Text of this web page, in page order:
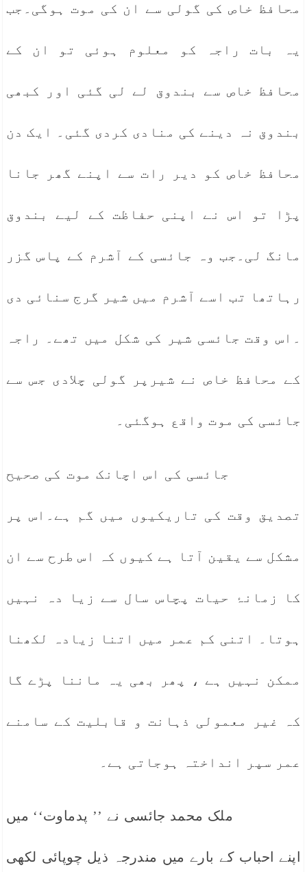
محافظ خاص کی گولی سے ان کی موت ہوگی۔جب
یہ بات راجہ کو معلوم ہوئی تو ان کے
محافظ خاص سے بندوق لے لی گئی اور کبھی
بندوق نہ دینے کی منادی کردی گئی۔ ایک دن
محافظ خاص کو دیر رات سے اپنے گھر جانا
پڑا تو اس نے اپنی حفاظت کے لیے بندوق
مانگ لی۔جب وہ جائسی کے آشرم کے پاس گزر
رہاتھا تب اسے آشرم میں شیر گرج سنائی دی
۔اس وقت جائسی شیر کی شکل میں تھے۔ راجہ
کے محافظ خاص نے شیرپر گولی چلادی جس سے
جائسی کی موت واقع ہوگئی۔
جائسی کی اس اچانک موت کی صحیح
تصدیق وقت کی تاریکیوں میں گم ہے۔اس پر
مشکل سے یقین آتا ہے کیوں کہ اس طرح سے ان
کا زمانۂ حیات پچاس سال سے زیا دہ نہیں
ہوتا۔ اتنی کم عمر میں اتنا زیادہ لکھنا
ممکن نہیں ہے ، پھر بھی یہ ماننا پڑے گا
کہ غیر معمولی ذہانت و قابلیت کے سامنے
عمر سپر انداختہ ہوجاتی ہے۔
ملک محمد جائسی نے ’’ پدماوت‘‘ میں
اپنے احباب کے بارے میں مندرجہ ذیل چوپائی لکھی